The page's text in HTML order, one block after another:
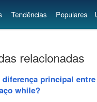
Tendências Populares
relacionadas
diferença principal
while?